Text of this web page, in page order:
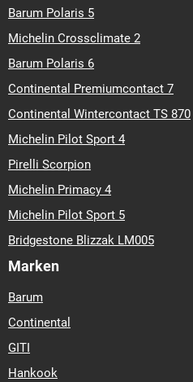
Barum Polaris 5
Michelin Crossclimate 2
Barum Polaris 6
Continental Premiumcontact 7
Continental Wintercontact TS 870
Michelin Pilot Sport 4
Pirelli Scorpion
Michelin Primacy 4
Michelin Pilot Sport 5
Bridgestone Blizzak LM005
Marken
Barum
Continental
GITI
Hankook